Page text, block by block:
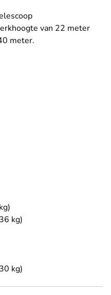
van 22 meter
meter.
kg)
kg)